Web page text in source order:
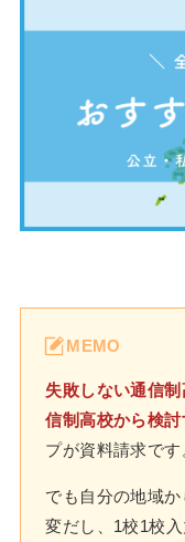
MEMO
失敗しない通信
信制高校から検討
プが資料請求です
でも自分の地域
変だし、1校1校